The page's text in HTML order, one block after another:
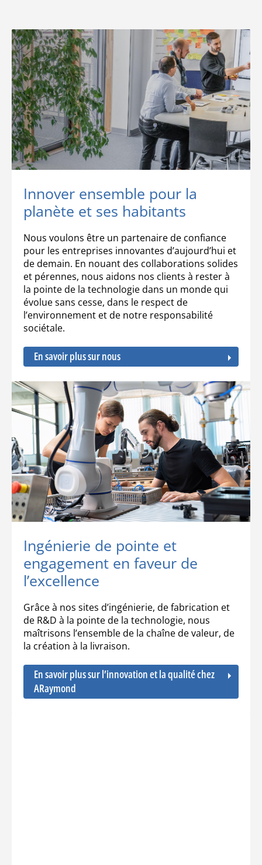
Innover ensemble pour la
planète et ses habitants
Nous voulons être un partenaire de confiance
pour les entreprises innovantes d’aujourd’hui et
de demain. En nouant des collaborations solides
et pérennes, nous aidons nos clients à rester à
la pointe de la technologie dans un monde qui
évolue sans cesse, dans le respect de
l’environnement et de notre responsabilité
sociétale.
En savoir plus sur nous
Ingénierie de pointe et
engagement en faveur de
l’excellence
Grâce à nos sites d’ingénierie, de fabrication et
de R&D à la pointe de la technologie, nous
maîtrisons l’ensemble de la chaîne de valeur, de
la création à la livraison.
En savoir plus sur l’innovation et la qualité chez
ARaymond